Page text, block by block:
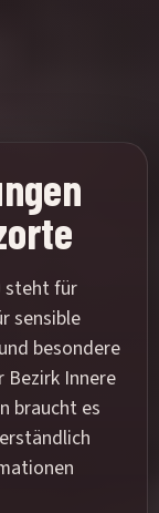
steht für
sensible
besondere
Bezirk Innere
braucht es